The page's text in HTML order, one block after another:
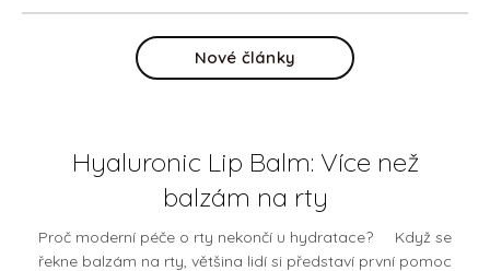
Nové články
Hyaluronic Lip Balm: Více než
balzám na rty
Proč moderní péče o rty nekončí u hydratace? Když se
řekne balzám na rty, většina lidí si představí první pomoc